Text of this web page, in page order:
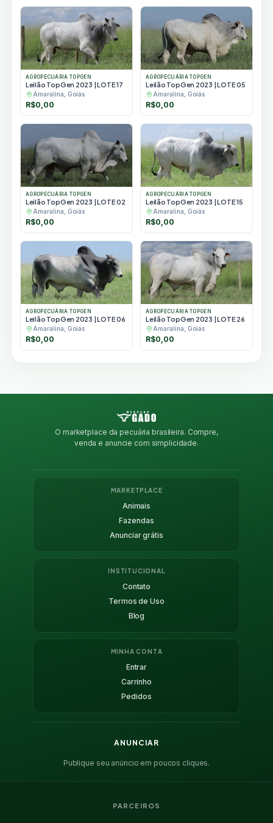
AGROPECUÁRIA TOPGEN
Leilão TopGen 2023 | LOTE 17
Amaralina, Goiás
R$0,00
AGROPECUÁRIA TOPGEN
Leilão TopGen 2023 | LOTE 05
Amaralina, Goiás
R$0,00
AGROPECUÁRIA TOPGEN
Leilão TopGen 2023 | LOTE 02
Amaralina, Goiás
R$0,00
AGROPECUÁRIA TOPGEN
Leilão TopGen 2023 | LOTE 15
Amaralina, Goiás
R$0,00
AGROPECUÁRIA TOPGEN
Leilão TopGen 2023 | LOTE 06
Amaralina, Goiás
R$0,00
AGROPECUÁRIA TOPGEN
Leilão TopGen 2023 | LOTE 26
Amaralina, Goiás
R$0,00
O marketplace da pecuária brasileira. Compre,
venda e anuncie com simplicidade.
MARKETPLACE
Animais
Fazendas
Anunciar grátis
INSTITUCIONAL
Contato
Termos de Uso
Blog
MINHA CONTA
Entrar
Carrinho
Pedidos
ANUNCIAR
Publique seu anúncio em poucos cliques.
PARCEIROS